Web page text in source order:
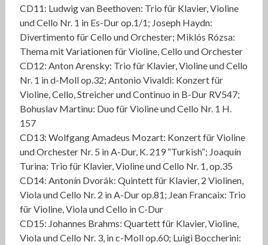
CD11: Ludwig van Beethoven: Trio für Klavier, Violine
und Cello Nr. 1 in Es-Dur op.1/1; Joseph Haydn:
Divertimento für Cello und Orchester; Miklós Rózsa:
Thema mit Variationen für Violine, Cello und Orchester
CD12: Anton Arensky: Trio für Klavier, Violine und Cello
Nr. 1 in d-Moll op.32; Antonio Vivaldi: Konzert für
Violine, Cello, Streicher und Continuo in B-Dur RV547;
Bohuslav Martinu: Duo für Violine und Cello Nr. 1 H.
157
CD13: Wolfgang Amadeus Mozart: Konzert für Violine
und Orchester Nr. 5 in A-Dur, K. 219 “Turkish”; Joaquín
Turina: Trio für Klavier, Violine und Cello Nr. 1, op.35
CD14: Antonín Dvorák: Quintett für Klavier, 2 Violinen,
Viola und Cello Nr. 2 in A-Dur op.81; Jean Francaix: Trio
für Violine, Viola und Cello in C-Dur
CD15: Johannes Brahms: Quartett für Klavier, Violine,
Viola und Cello Nr. 3, in c-Moll op.60; Luigi Boccherini: